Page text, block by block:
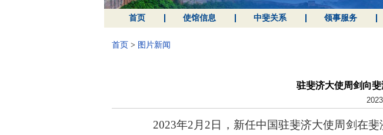
首页 使馆信息 中斐关系 领事服务
首页 > 图片新闻
驻斐济大使周剑向
2023年2月2日，新任中国驻斐济大使周剑在